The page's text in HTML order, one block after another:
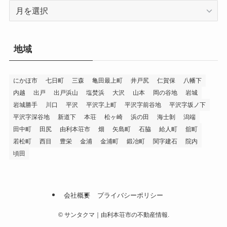
イ
地域
にかほ市 七日町 三森 亀田最上町 井戸尻 仁賀保
八幡下
内越
出戸 出戸浜山 塩焚浜 大沢 山本 岡の谷地
岩城
岩城勝手
川口 平沢 平沢字上町 平沢字前谷地
平沢字坂ノ下
平沢字深谷地
新道下 本荘 松ヶ崎 浜の田 海士剝
潟端
田中町
田尻 由利本荘市 畑 矢島町 石脇 給人町
舘町
若松町
西目 豊栄 金浦 金浦町 鍛冶町 関字建石
院内
頃田
会社概要 プライバシーポリシー
©サンタクマ｜由利本荘市の不動産情報.